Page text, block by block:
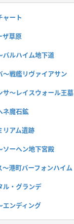
ャート
ザ草原
ルハイム地下道
戦艦リヴァイアサン
〜レイスウォール王墓
ネ魔石鉱
アム遺跡
ーヘン地下宮殿
港町バーフォンハイム
・グランデ
ンディング